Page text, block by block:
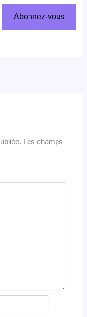
Abonnez-vous
Les champs